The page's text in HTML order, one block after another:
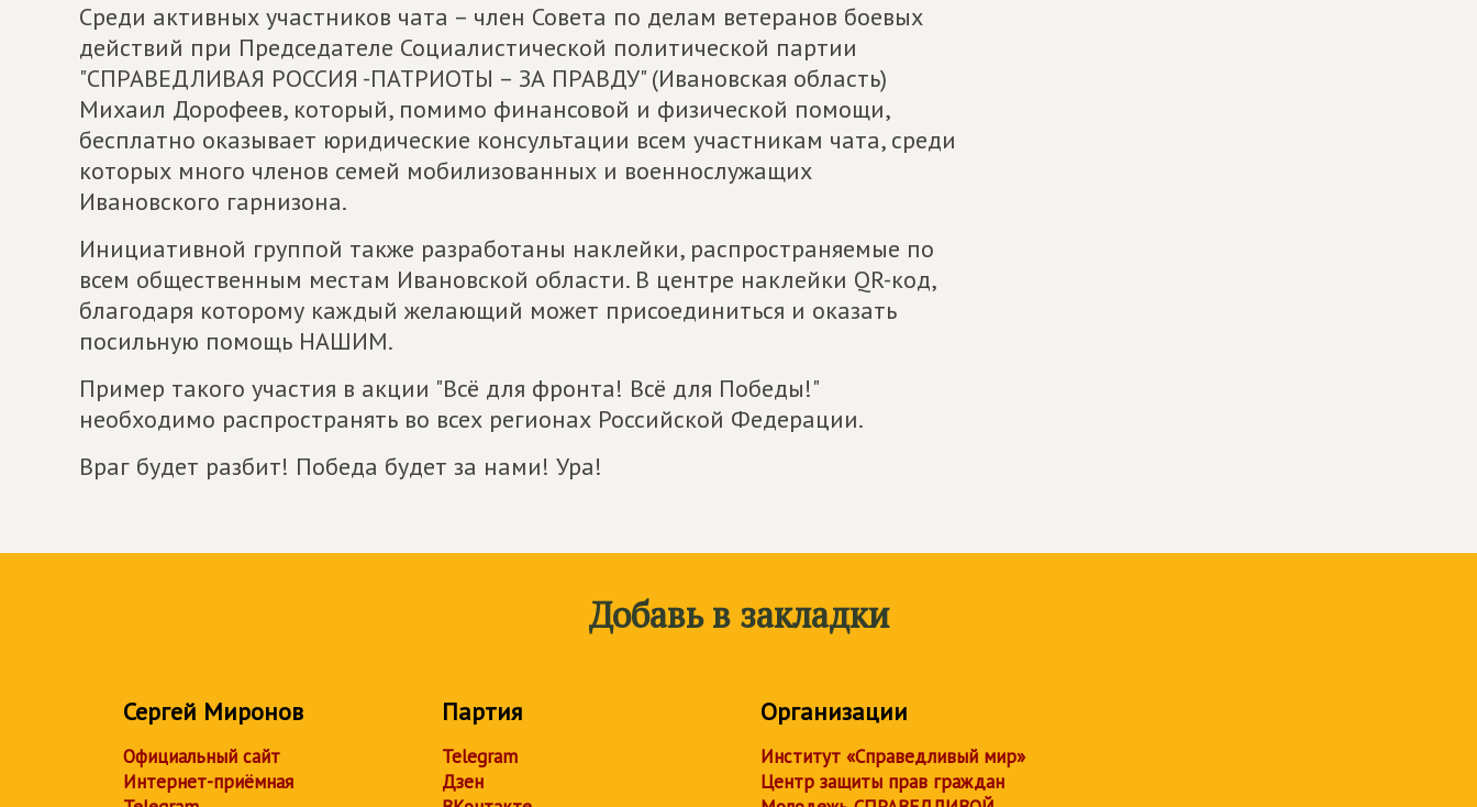
Среди активных участников чата – член Совета по делам ветеранов боевых
действий при Председателе Социалистической политической партии
"СПРАВЕДЛИВАЯ РОССИЯ -ПАТРИОТЫ – ЗА ПРАВДУ" (Ивановская область)
Михаил Дорофеев, который, помимо финансовой и физической помощи,
бесплатно оказывает юридические консультации всем участникам чата, среди
которых много членов семей мобилизованных и военнослужащих
Ивановского гарнизона.
Инициативной группой также разработаны наклейки, распространяемые по
всем общественным местам Ивановской области. В центре наклейки QR-код,
благодаря которому каждый желающий может присоединиться и оказать
посильную помощь НАШИМ.
Пример такого участия в акции "Всё для фронта! Всё для Победы!"
необходимо распространять во всех регионах Российской Федерации.
Враг будет разбит! Победа будет за нами! Ура!
Добавь в закладки
Сергей Миронов
Официальный сайт
Интернет-приёмная
Партия
Telegram
Дзен
Организации
Институт «Справедливый мир»
Центр защиты прав граждан